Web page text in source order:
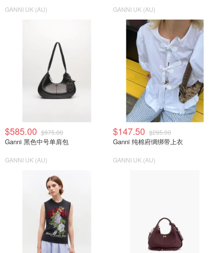
GANNI UK (AU) GANNI UK (AU)
$585.00 $975.00
Ganni 黑色中号单肩包
GANNI UK (AU)
$147.50 $295.00
Ganni 纯棉府绸绑带上衣
GANNI UK (AU)